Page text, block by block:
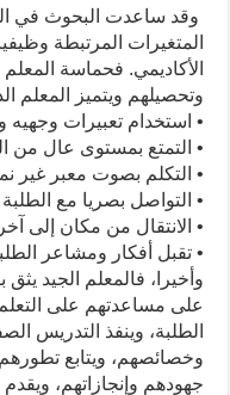
وقد ساعدت البحوث في
المتغيرات المرتبطة
الأكاديمي. فحماسة
وتحصيلهم ويتميز المعلم
• استخدام تعبيرات وجهيه
• التمتع بمستوى عال من
• التكلم بصوت معبر غير
• التواصل بصريا مع
• الانتقال من مكان إلى
• تقبل أفكار ومشاعر
وأخيرا، فالمعلم الجيد
على مساعدتهم على
الطلبة، وينفذ التدريس
وخصائصهم، ويتابع
جهودهم وإنجازاتهم،